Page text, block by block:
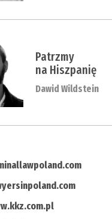
Patrzmy
na Hiszpanię
Dawid Wildstein